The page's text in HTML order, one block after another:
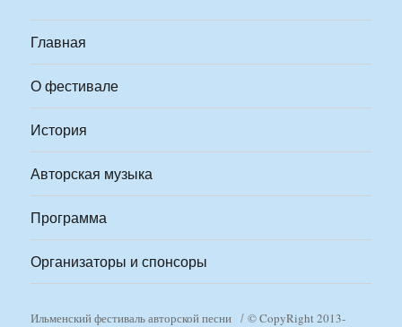
Главная
О фестивале
История
Авторская музыка
Программа
Организаторы и спонсоры
Ильменский фестиваль авторской песни © CopyRight 2013-